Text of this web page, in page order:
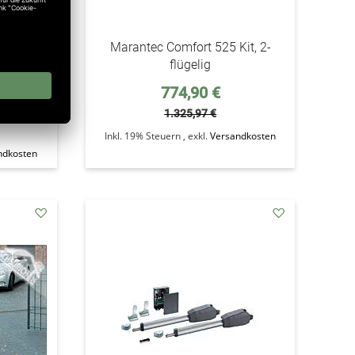
Marantec Comfort 525 Kit, 2-
flügelig
Sonderpreis
774,90 €
1.325,97 €
Inkl. 19% Steuern ,exkl.Versandkosten
den
Wunschzettel